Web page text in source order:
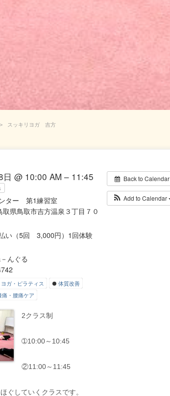
スッキリヨガ 吉方
Back to Calendar
Add to Calendar
日 @ 10:00 AM – 11:45
ター 第1練習室
県鳥取市吉方温泉３丁目７０
い（5回 3,000円）1回体験
んぐる
ヨガ・ピラティス
体質改善
痛・腰痛ケア
2クラス制
➀10:00～10:45
②11:00～11:45
ぐしていくクラスです。